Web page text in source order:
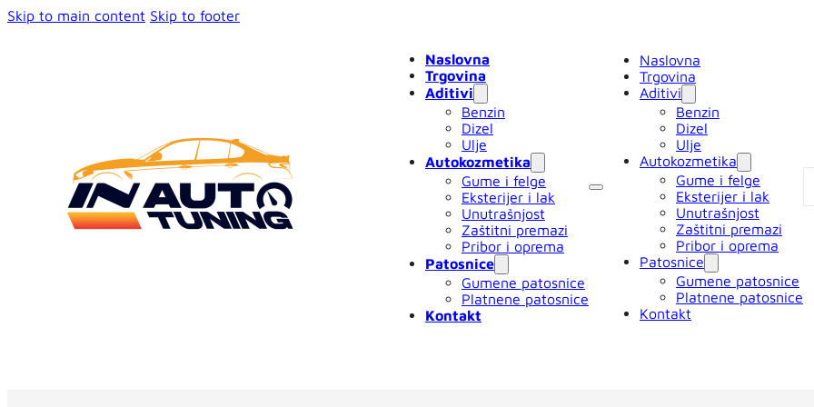
Skip to main content Skip to footer
Naslovna
Trgovina
Aditivi
Benzin
Dizel
Ulje
Autokozmetika
Gume i felge
Eksterijer i lak
Unutrašnjost
Zaštitni premazi
Pribor i oprema
Patosnice
Gumene patosnice
Platnene patosnice
Kontakt
Naslovna
Trgovina
Aditivi
Benzin
Dizel
Ulje
Autokozmetika
Gume i felge
Eksterijer i lak
Unutrašnjost
Zaštitni premazi
Pribor i oprema
Patosnice
Gumene patosnice
Platnene patosnice
Kontakt